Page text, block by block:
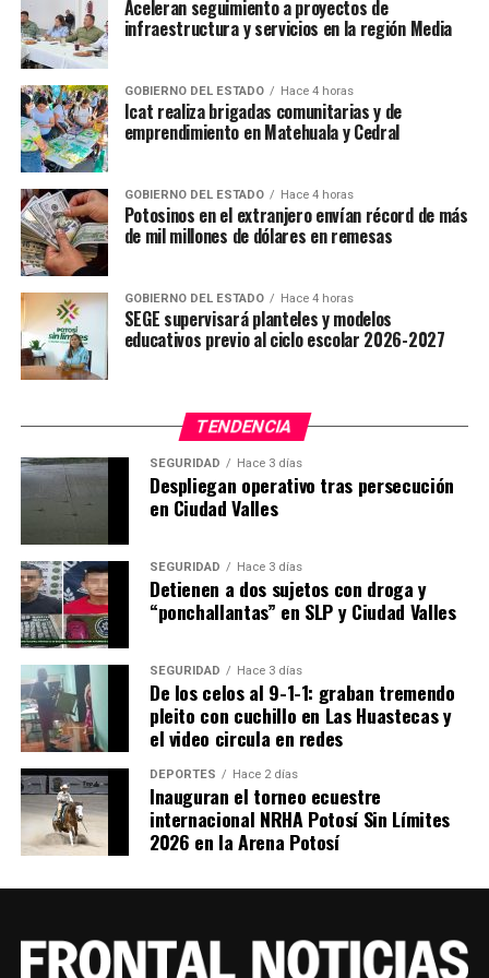
muerte de la persona que los padezca.
En los tiempos recientes hemos venido aprendiendo que
la diabetes, la obesidad y el sobrepeso son tres de los
más grandes problemas de salud que enfrenta la
humanidad a nivel internacional, la numeralia que estos
trastornos arrojan en la población adulta y en menores
de edad son alarmantes, y desgraciadamente México se
ubica en el primer lugar de obesidad infantil.
Por ello, es importante que las instituciones de la
Secretaría de Salud del Estado implementen programas
para brindar atención médica integrada de carácter
preventivo y de control, acorde con la edad, sexo y
factores de riesgo de las personas con diabetes, obesidad
reforma.
TEMAS RELACIONADOS
YA VIENE
balance presupuestario sostenible
NO TE PIERDAS
Solicitud de información en lengua indígena, debe ser
contestada en el mismo idioma
Aceleran seguimiento a proyectos de
infraestructura y servicios en la región Media
GOBIERNO DEL ESTADO Hace 4 horas
Icat realiza brigadas comunitarias y de
emprendimiento en Matehuala y Cedral
GOBIERNO DEL ESTADO Hace 4 horas
Potosinos en el extranjero envían récord de más
de mil millones de dólares en remesas
GOBIERNO DEL ESTADO Hace 4 horas
SEGE supervisará planteles y modelos
educativos previo al ciclo escolar 2026-2027
TENDENCIA
SEGURIDAD Hace 3 días
Despliegan operativo tras persecución
en Ciudad Valles
SEGURIDAD Hace 3 días
Detienen a dos sujetos con droga y
“ponchallantas” en SLP y Ciudad Valles
SEGURIDAD Hace 3 días
De los celos al 9-1-1: graban tremendo
pleito con cuchillo en Las Huastecas y
el video circula en redes
DEPORTES Hace 2 días
Inauguran el torneo ecuestre
internacional NRHA Potosí Sin Límites
2026 en la Arena Potosí